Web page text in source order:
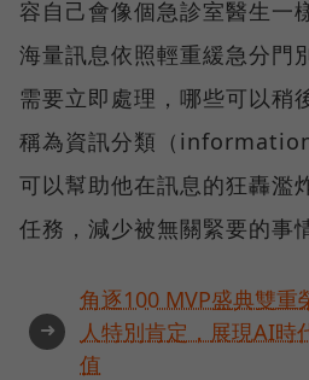
容自己會像個急診室醫生一
海量訊息依照輕重緩急分門
需要立即處理，哪些可以稍
稱為資訊分類（
可以幫助他在訊息的狂轟濫
任務，減少被無關緊要的事
➜
角逐100 MVP盛典雙重
人特別肯定，展現AI時
值